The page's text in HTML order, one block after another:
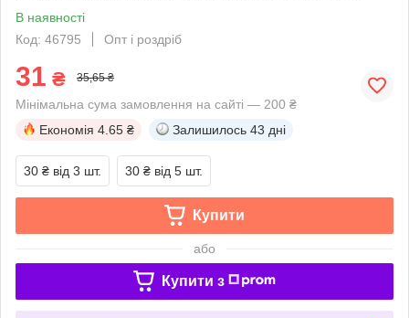
В наявності
Код: 46795
Опт і роздріб
31 ₴ 35,65 ₴
Мінімальна сума замовлення на сайті — 200 ₴
Економія 4.65 ₴ Залишилось 43 дні
30 ₴ від 3 шт. 30 ₴ від 5 шт.
Купити
або
Купити з